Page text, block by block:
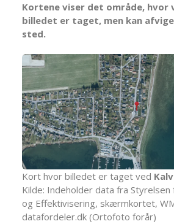
Kortene viser det område, hvor
billedet er taget, men kan
sted.
Kort hvor billedet er taget ved
Kilde: Indeholder data fra
og Effektivisering, skærmkortet,
datafordeler.dk (Ortofoto forår)